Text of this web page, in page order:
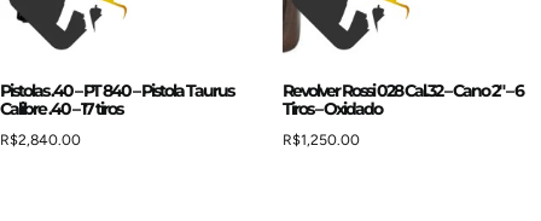
Pistolas .40 – PT 840 – Pistola Taurus
Calibre .40 – 17 tiros
R$2,840.00
Revolver Rossi 028 Cal.32 – Cano 2″ – 6
Tiros – Oxidado
R$1,250.00